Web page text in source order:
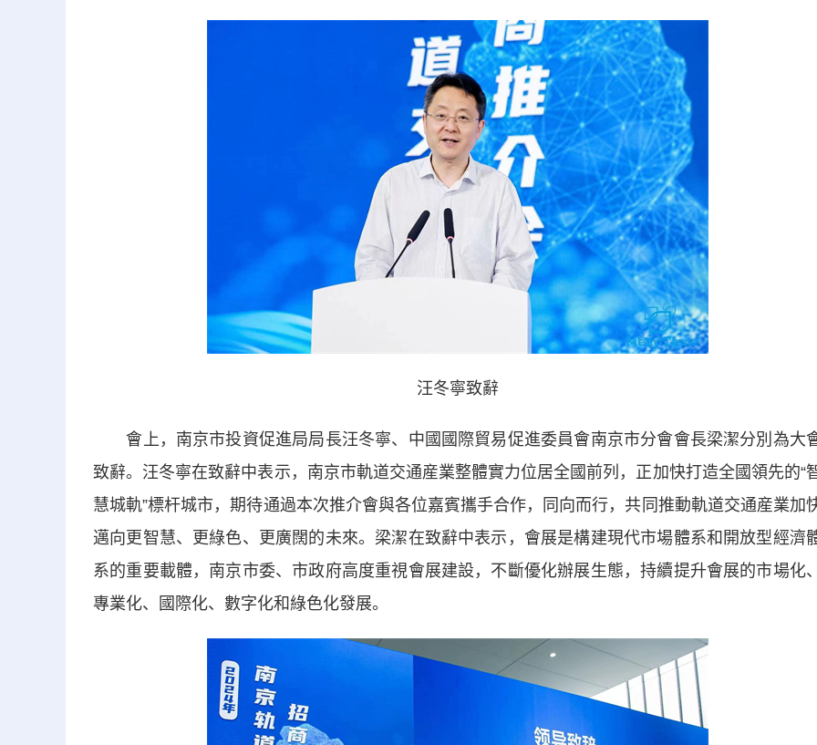
汪冬寧致辭
會上，南京市投資促進局局長汪冬寧、中國國際貿易促進委員會南京市分會會長梁潔分別為大
致辭。汪冬寧在致辭中表示，南京市軌道交通産業整體實力位居全國前列，正加快打造全國領先的“
慧城軌”標杆城市，期待通過本次推介會與各位嘉賓攜手合作，同向而行，共同推動軌道交通産業加
邁向更智慧、更綠色、更廣闊的未來。梁潔在致辭中表示，會展是構建現代市場體系和開放型經濟
系的重要載體，南京市委、市政府高度重視會展建設，不斷優化辦展生態，持續提升會展的市場化
專業化、國際化、數字化和綠色化發展。